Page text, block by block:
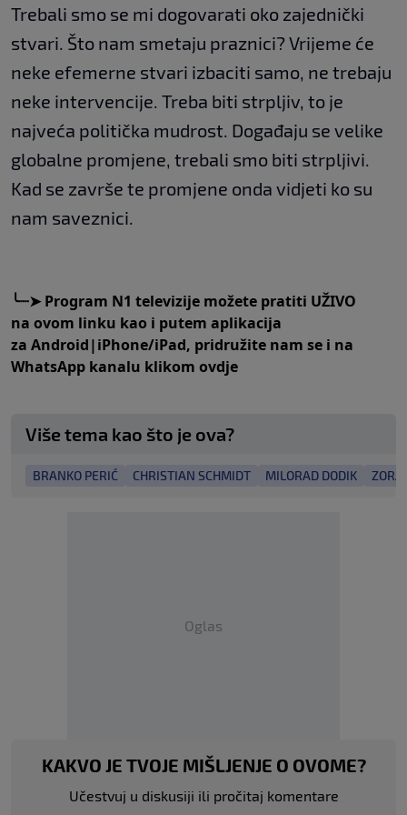
Trebali smo se mi dogovarati oko zajednički
stvari. Što nam smetaju praznici? Vrijeme će
neke efemerne stvari izbaciti samo, ne trebaju
neke intervencije. Treba biti strpljiv, to je
najveća politička mudrost. Događaju se velike
globalne promjene, trebali smo biti strpljivi.
Kad se završe te promjene onda vidjeti ko su
nam saveznici.
╰┈➤Program N1 televizije možete pratiti UŽIVO
na ovom linku kao i putem aplikacija
za Android|iPhone/iPad, pridružite nam se i na
WhatsApp kanalu klikom ovdje
Više tema kao što je ova?
BRANKO PERIĆ CHRISTIAN SCHMIDT MILORAD DODIK
Oglas
KAKVO JE TVOJE MIŠLJENJE O OVOME?
Učestvuj u diskusiji ili pročitaj komentare